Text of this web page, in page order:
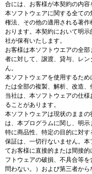
合には、お客様が本契約の内容
本ソフトウェアに関する全て
権法、その他の適用される著
おります。本契約において明
社が保有いたします。
お客様は本ソフトウエアの全
者に対して、譲渡、貸与、レ
ん。
本ソフトウェアを使用するた
たは全部の複製、解析、改造、
当社は、本ソフトウェアの仕
ることがあります。
本ソフトウェアは現状のまま
は、本プログラムに関し、明示
特に商品性、特定の目的に対
保証は、一切行ないません。
てお客様に直接的または間接
フトウェアの破損、不具合等
問わない。）および第三者か